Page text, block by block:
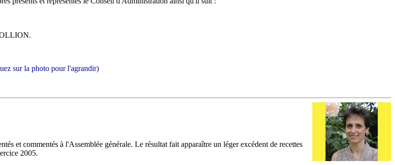
sur la photo pour l'agrandir)
et commentés à l'Assemblée générale. Le résultat fait apparaître un léger excédent de recettes
2005.